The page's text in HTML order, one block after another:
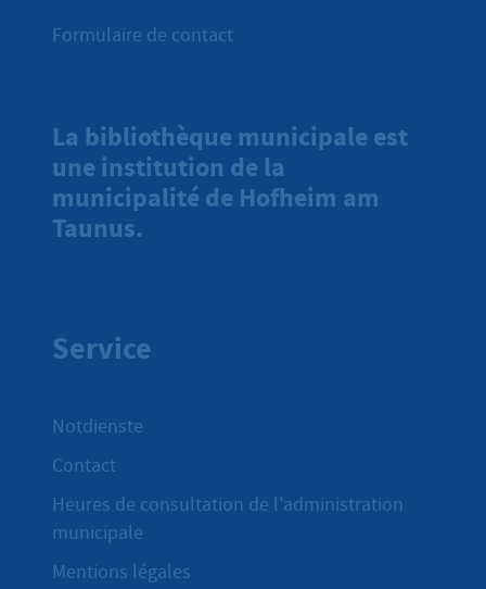
Formulaire de contact
La bibliothèque municipale est
une institution de la
municipalité de Hofheim am
Taunus.
Service
Notdienste
Contact
Heures de consultation de l'administration
municipale
Mentions légales